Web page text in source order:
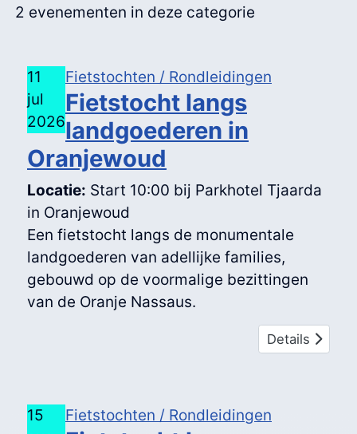
2 evenementen in deze categorie
11
jul
2026
Fietstochten / Rondleidingen
Fietstocht langs
landgoederen in
Oranjewoud
Locatie: Start 10:00 bij Parkhotel Tjaarda
in Oranjewoud
Een fietstocht langs de monumentale
landgoederen van adellijke families,
gebouwd op de voormalige bezittingen
van de Oranje Nassaus.
Details
15
Fietstochten / Rondleidingen